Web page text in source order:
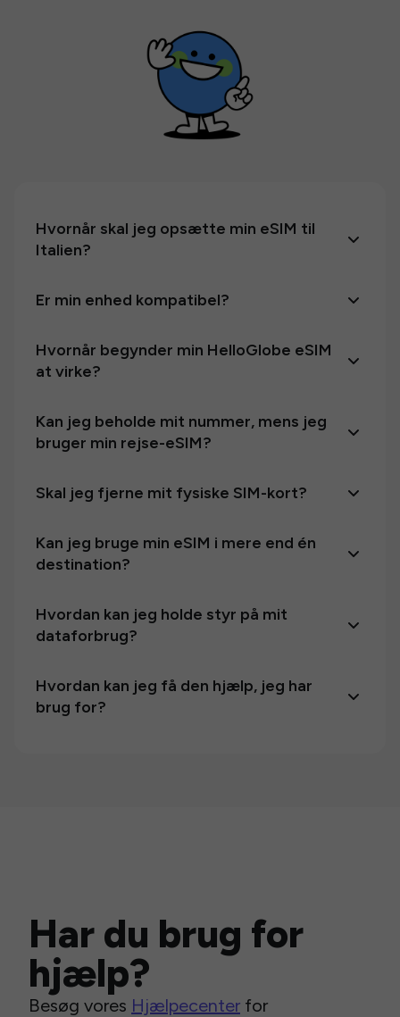
Hvornår skal jeg opsætte min eSIM til
Italien?
Er min enhed kompatibel?
Hvornår begynder min HelloGlobe eSIM
at virke?
Kan jeg beholde mit nummer, mens jeg
bruger min rejse-eSIM?
Skal jeg fjerne mit fysiske SIM-kort?
Kan jeg bruge min eSIM i mere end én
destination?
Hvordan kan jeg holde styr på mit
dataforbrug?
Hvordan kan jeg få den hjælp, jeg har
brug for?
Har du brug for
hjælp?
Besøg vores Hjælpecenter for